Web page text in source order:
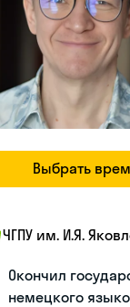
Выбрать
ЧГПУ им. И.Я.
Окончил
немецкого